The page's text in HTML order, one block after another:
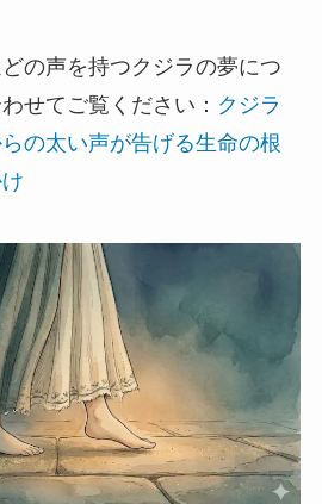
の声を持つクジラの夢につ
せてご覧ください： クジラ
の太い声が告げる生命の根